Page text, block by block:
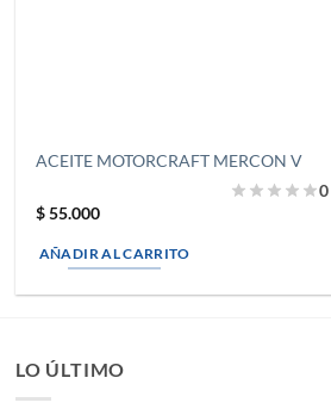
ACEITE MOTORCRAFT MERCON V
0
$55.000
AÑADIR AL CARRITO
LO ÚLTIMO